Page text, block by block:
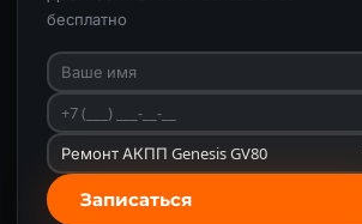
бесплатно
Записаться